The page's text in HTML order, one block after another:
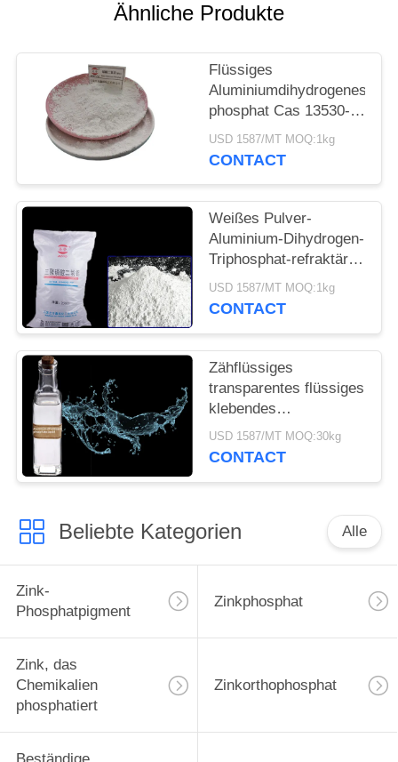
Ähnliche Produkte
Flüssiges
Aluminiumdihydrogenes
phosphat Cas 13530-
50-2, das bei
Zimmertemperatur
USD 1587/MT MOQ:1kg
CONTACT
Weißes Pulver-
Aluminium-Dihydrogen-
Triphosphat-refraktäres
beschichtendes
Härtemittel 13530-50-2
USD 1587/MT MOQ:1kg
CONTACT
Zähflüssiges
transparentes flüssiges
klebendes
Aluminiumdihydrogen-
Triphosphat 13530-50-2
USD 1587/MT MOQ:30kg
CONTACT
Beliebte Kategorien Alle
Zink-
Phosphatpigment
Zinkphosphat
Zink, das
Chemikalien
phosphatiert
Zinkorthophosphat